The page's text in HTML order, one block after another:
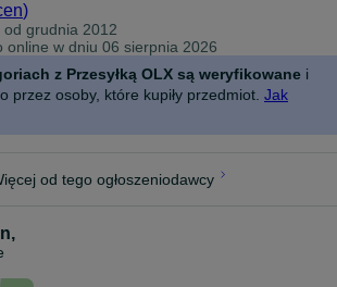
)
od grudnia 2012
online w dniu 06 sierpnia 2026
z Przesyłką OLX są weryfikowane i
przez osoby, które kupiły przedmiot. Jak
od tego ogłoszeniodawcy
,